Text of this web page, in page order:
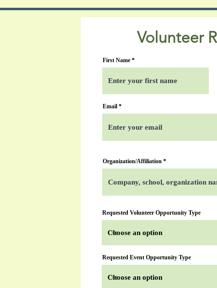
Volunteer
First Name
Email
Organization/Affiliation
Requested Volunteer Opportunity Type
Requested Event Opportunity Type